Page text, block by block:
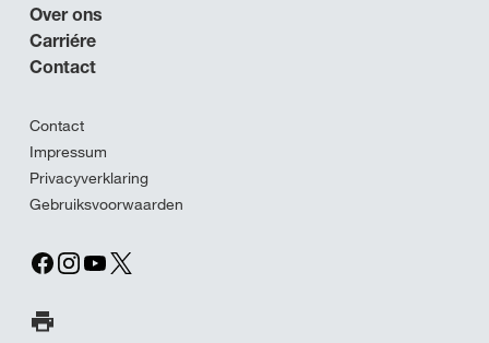
Over ons
Carriére
Contact
Contact
Impressum
Privacyverklaring
Gebruiksvoorwaarden
Print pagina